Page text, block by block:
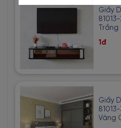
Giấy
Trắng
1đ
Giấy
Vàng